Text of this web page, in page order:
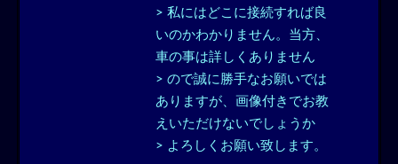
> 私にはどこに接続すれば良
いのかわかりません。当方、
車の事は詳しくありません
> ので誠に勝手なお願いでは
ありますが、画像付きでお教
えいただけないでしょうか
> よろしくお願い致します。